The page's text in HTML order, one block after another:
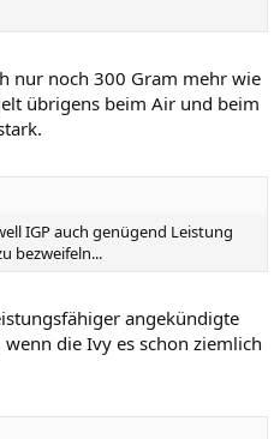
nur noch 300 Gram mehr wie
übrigens beim Air und beim
IGP auch genügend Leistung
bezweifeln...
angekündigte
die Ivy es schon ziemlich